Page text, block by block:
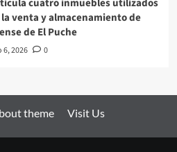
venta y almacenamiento de
de El Puche
6, 2026 0
theme Visit Us